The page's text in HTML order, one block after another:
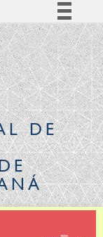
BR
informação
DE